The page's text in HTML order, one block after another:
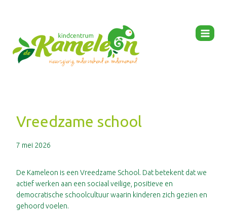
inhoud
Vreedzame school
7 mei 2026
De Kameleon is een Vreedzame School. Dat betekent dat we
actief werken aan een sociaal veilige, positieve en
democratische schoolcultuur waarin kinderen zich gezien en
gehoord voelen.